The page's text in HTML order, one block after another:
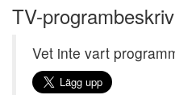
TV-
Vet inte vart